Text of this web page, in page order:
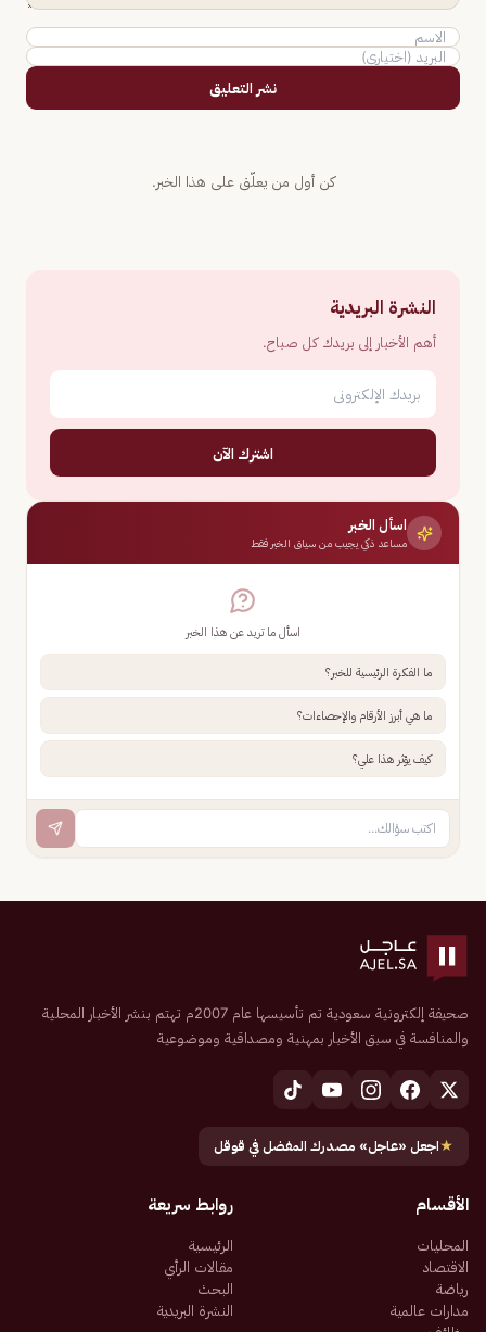
نشر التعليق
كن أول من يعلّق على هذا الخبر.
النشرة البريدية
أهم الأخبار إلى بريدك كل صباح.
اشترك الآن
اسأل الخبر
مساعد ذكي يجيب من سياق الخبر فقط
اسأل ما تريد عن هذا الخبر
ما الفكرة الرئيسية للخبر؟
ما هي أبرز الأرقام والإحصاءات؟
كيف يؤثر هذا علي؟
صحيفة إلكترونية سعودية تم تأسيسها عام 2007م تهتم بنشر الأخبار المحلية
والمنافسة في سبق الأخبار بمهنية ومصداقية وموضوعية
★اجعل «عاجل» مصدرك المفضل في قوقل
الأقسام
المحليات
الاقتصاد
رياضة
مدارات عالمية
روابط سريعة
الرئيسية
مقالات الرأي
البحث
النشرة البريدية